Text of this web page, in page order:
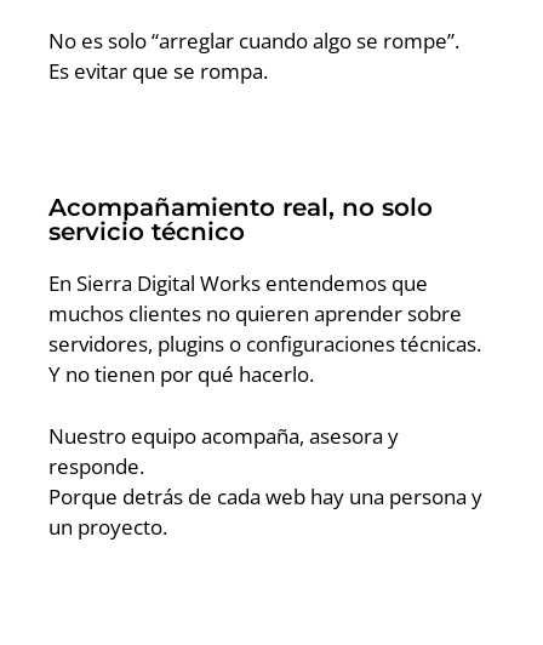
No es solo “arreglar cuando algo se rompe”.
Es evitar que se rompa.
Acompañamiento real, no solo
servicio técnico
En Sierra Digital Works entendemos que
muchos clientes no quieren aprender sobre
servidores, plugins o configuraciones técnicas.
Y no tienen por qué hacerlo.
Nuestro equipo acompaña, asesora y
responde.
Porque detrás de cada web hay una persona y
un proyecto.